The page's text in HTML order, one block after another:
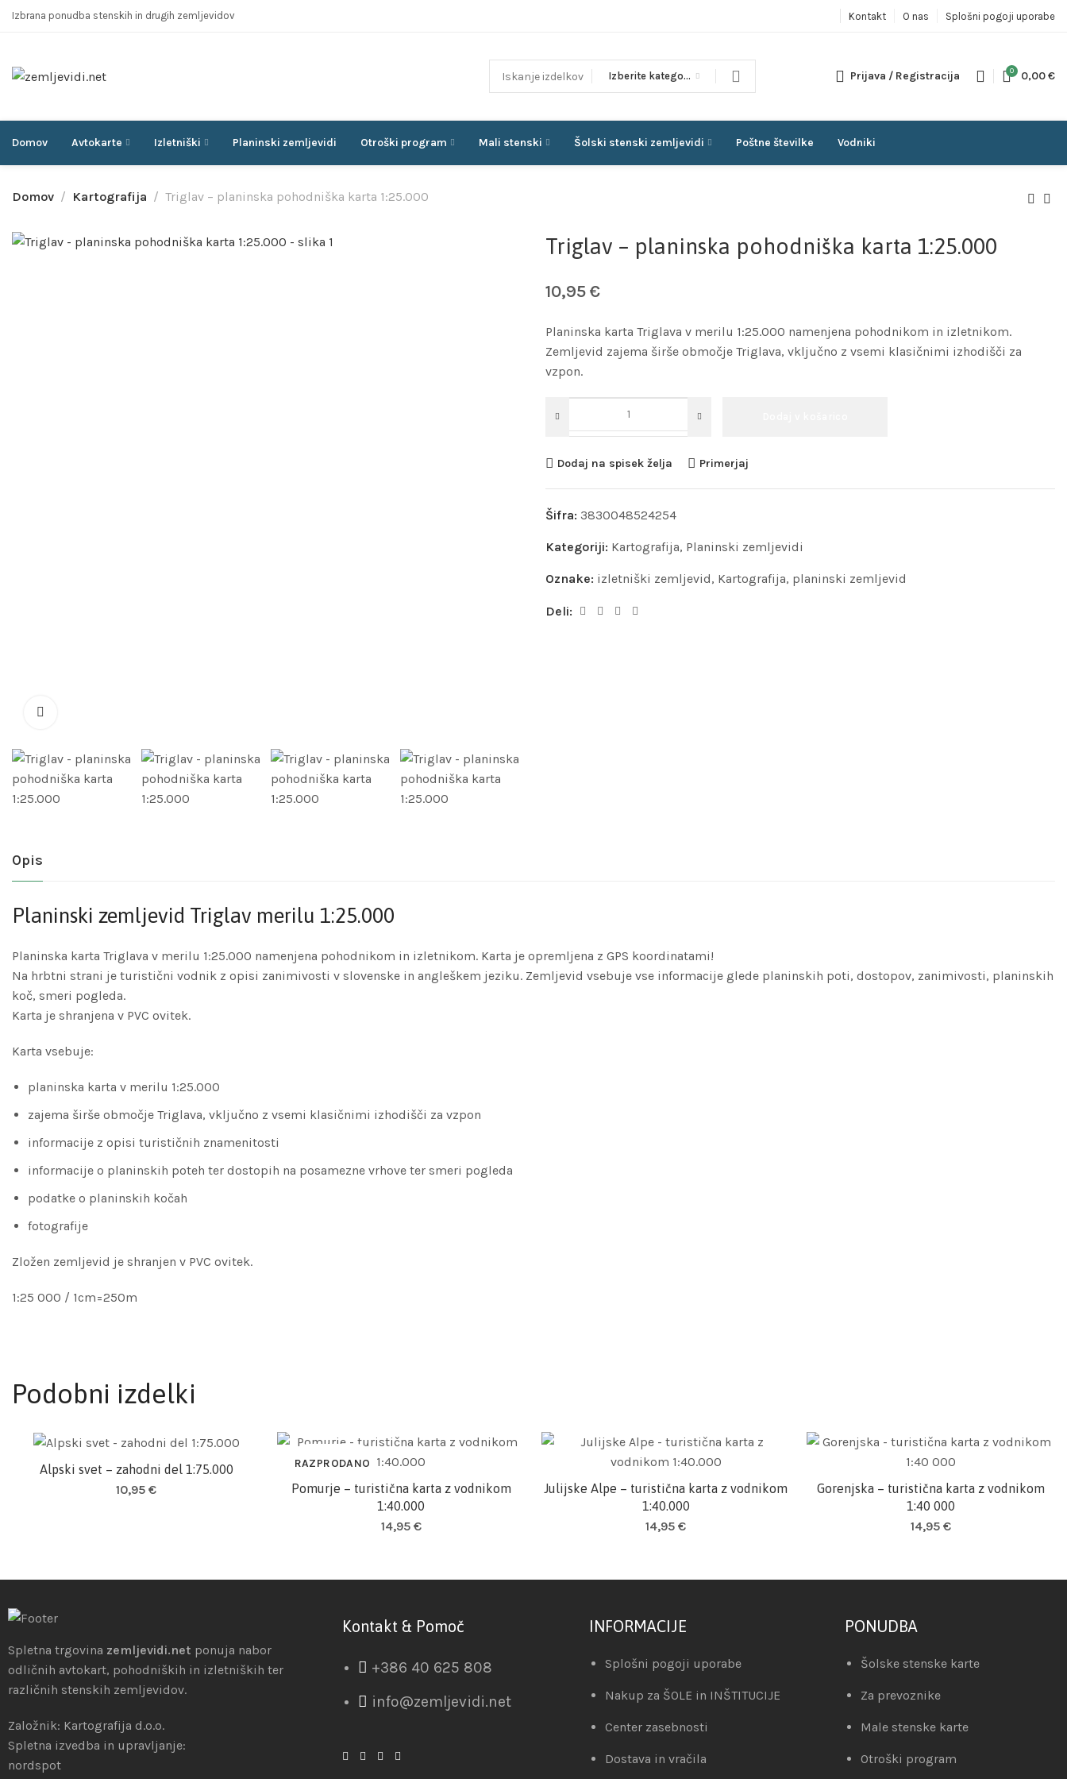
Izbrana ponudba stenskih in drugih zemljevidov Kontakt O nas Splošni pogoji uporabe
Izberite kategorijo Prijava / Registracija 0 0,00€
Domov Avtokarte Izletniški Planinski zemljevidi Otroški program Mali stenski Šolski stenski zemljevidi Poštne številke Vodniki
Domov Kartografija Triglav – planinska pohodniška karta 1:25.000
Triglav – planinska pohodniška karta 1:25.000
10,95€
Planinska karta Triglava v merilu 1:25.000 namenjena pohodnikom in izletnikom.
Zemljevid zajema širše območje Triglava, vključno z vsemi klasičnimi izhodišči za
vzpon.
Dodaj na spisek želja Primerjaj
Šifra: 3830048524254
Kategoriji: Kartografija, Planinski zemljevidi
Oznake: izletniški zemljevid, Kartografija, planinski zemljevid
Deli:
Opis
Planinski zemljevid Triglav merilu 1:25.000
Planinska karta Triglava v merilu 1:25.000 namenjena pohodnikom in izletnikom. Karta je opremljena z GPS koordinatami!
Na hrbtni strani je turistični vodnik z opisi zanimivosti v slovenske in angleškem jeziku. Zemljevid vsebuje vse informacije glede planinskih poti, dostopov, zanimivosti, planinskih
koč, smeri pogleda.
Karta je shranjena v PVC ovitek.
Karta vsebuje:
planinska karta v merilu 1:25.000
zajema širše območje Triglava, vključno z vsemi klasičnimi izhodišči za vzpon
informacije z opisi turističnih znamenitosti
informacije o planinskih poteh ter dostopih na posamezne vrhove ter smeri pogleda
podatke o planinskih kočah
fotografije
Zložen zemljevid je shranjen v PVC ovitek.
1:25 000 / 1cm=250m
Podobni izdelki
Dodaj v košarico
Alpski svet – zahodni del 1:75.000
10,95€
RAZPRODANO
Preberi več
Pomurje – turistična karta z vodnikom
1:40.000
14,95 €
Dodaj v košarico
Julijske Alpe – turistična karta z vodnikom
1:40.000
14,95€
Dodaj v košarico
Gorenjska – turistična karta z vodnikom
1:40 000
14,95 €
Spletna trgovina zemljevidi.net ponuja nabor
odličnih avtokart, pohodniških in izletniških ter
različnih stenskih zemljevidov.
Založnik: Kartografija d.o.o.
Spletna izvedba in upravljanje:
nordspot
Kontakt & Pomoč
+386 40 625 808
info@zemljevidi.net
INFORMACIJE
Splošni pogoji uporabe
Nakup za ŠOLE in INŠTITUCIJE
Center zasebnosti
Dostava in vračila
PONUDBA
Šolske stenske karte
Za prevoznike
Male stenske karte
Otroški program